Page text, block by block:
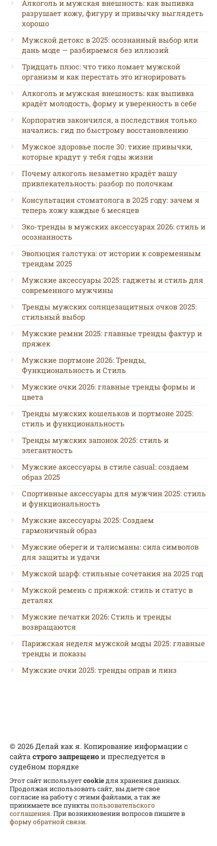
Алкоголь и мужская внешность: как выпивка
разрушает кожу, фигуру и привычку выглядеть
хорошо
Мужской детокс в 2025: осознанный выбор или
дань моде — разбираемся без иллюзий
Тридцать плюс: что тихо ломает мужской
организм и как перестать это игнорировать
Алкоголь и мужская внешность: как выпивка
крадёт молодость, форму и уверенность в себе
Корпоратив закончился, а последствия только
начались: гид по быстрому восстановлению
Мужское здоровье после 30: тихие привычки,
которые крадут у тебя годы жизни
Почему алкоголь незаметно крадёт вашу
привлекательность: разбор по полочкам
Консультация стоматолога в 2025 году: зачем я
теперь хожу каждые 6 месяцев
Эко-тренды в мужских аксессуарах 2026: стиль и
осознанность
Эволюция галстука: от истории к современным
трендам 2025
Мужские аксессуары 2025: гаджеты и стиль для
современного мужчины
Тренды мужских солнцезащитных очков 2025:
стильный выбор
Мужские ремни 2025: главные тренды фактур и
пряжек
Мужские портмоне 2026: Тренды,
Функциональность и Стиль
Мужские очки 2026: главные тренды формы и
цвета
Тренды мужских кошельков и портмоне 2025:
стиль и функциональность
Тренды мужских запонок 2025: стиль и
элегантность
Мужские аксессуары в стиле casual: создаем
образ 2025
Спортивные аксессуары для мужчин 2025: стиль
и функциональность
Мужские аксессуары 2025: Создаем
гармоничный образ
Мужские обереги и талисманы: сила символов
для защиты и удачи
Мужской шарф: стильные сочетания на 2025 год
Мужской ремень с пряжкой: стиль и статус в
деталях
Мужские печатки 2026: Стиль и тренды
возвращаются
Парижская неделя мужской моды 2025: главные
тренды и показы
Мужские очки 2025: тренды оправ и линз
© 2026 Делай как я. Копирование информации с
сайта строго запрещено и преследуется в
судебном порядке
Этот сайт используетcookieдля хранения данных.
Продолжая использовать сайт, вы даете свое
согласие на работу с этими файлами, а так же
принимаете все пунктыпользовательского
соглашения. При возникновении вопросов пишите в
форму обратной связи.